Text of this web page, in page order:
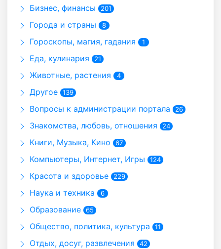
Бизнес, финансы 201
Города и страны 8
Гороскопы, магия, гадания 1
Еда, кулинария 21
Животные, растения 4
Другое 139
Вопросы к администрации портала 26
Знакомства, любовь, отношения 24
Книги, Музыка, Кино 67
Компьютеры, Интернет, Игры 124
Красота и здоровье 229
Наука и техника 6
Образование 65
Общество, политика, культура 11
Отдых, досуг, развлечения 42